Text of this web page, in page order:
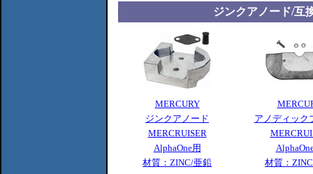
ジンクアノード/互
MERCURY
ジンクアノード
MERCRUISER
AlphaOne用
材質：ZINC/亜鉛
アノディック
材質：